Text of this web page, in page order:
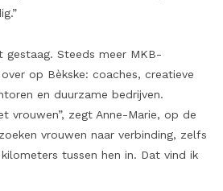
gestaag. Steeds meer MKB-
op Bèkske: coaches, creatieve
en duurzame bedrijven.
vrouwen”, zegt Anne-Marie, op de
vrouwen naar verbinding, zelfs
tussen hen in. Dat vind ik